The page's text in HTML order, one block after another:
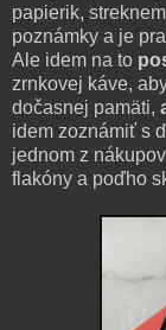
papierik,
poznámky a je
Ale idem na to
zrnkovej káve,
dočasnej pamäti,
idem zoznámiť s
jednom z
flakóny a poďho